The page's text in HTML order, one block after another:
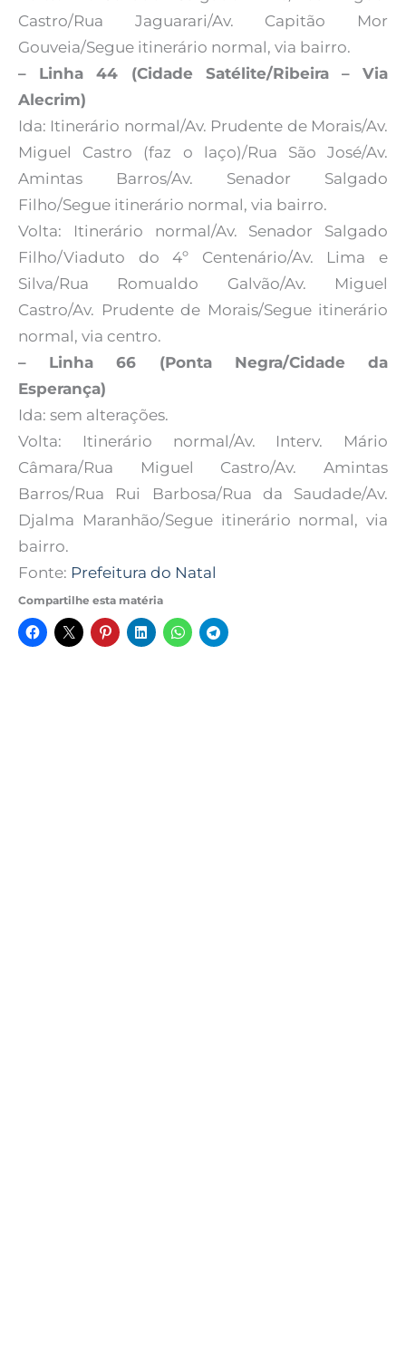
Castro/Rua Jaguarari/Av. Capitão Mor
Gouveia/Segue itinerário normal, via bairro.
– Linha 44 (Cidade Satélite/Ribeira – Via
Alecrim)
Ida: Itinerário normal/Av. Prudente de Morais/Av.
Miguel Castro (faz o laço)/Rua São José/Av.
Amintas Barros/Av. Senador Salgado
Filho/Segue itinerário normal, via bairro.
Volta: Itinerário normal/Av. Senador Salgado
Filho/Viaduto do 4º Centenário/Av. Lima e
Silva/Rua Romualdo Galvão/Av. Miguel
Castro/Av. Prudente de Morais/Segue itinerário
normal, via centro.
– Linha 66 (Ponta Negra/Cidade da
Esperança)
Ida: sem alterações.
Volta: Itinerário normal/Av. Interv. Mário
Câmara/Rua Miguel Castro/Av. Amintas
Barros/Rua Rui Barbosa/Rua da Saudade/Av.
Djalma Maranhão/Segue itinerário normal, via
bairro.
Fonte: Prefeitura do Natal
Compartilhe esta matéria